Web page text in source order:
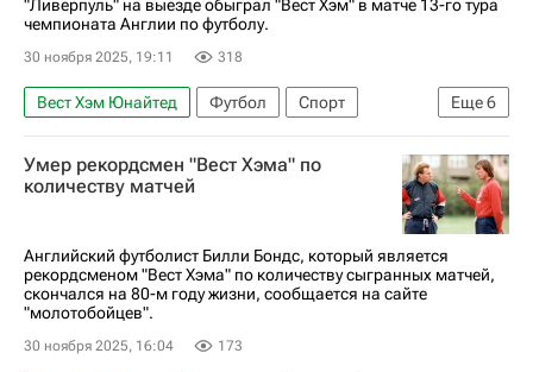
"Ливерпуль" на выезде обыграл "Вест Хэм" в матче 13-го тура
чемпионата Англии по футболу.
30 ноября 2025, 19:11 318
Еще6
Вест Хэм Юнайтед Футбол
Спорт
Александер Исак
Коди Гакпо
Лукас Пакета
Ливерпуль
Сандерленд
АПЛ 2026-2027 (Чемпионат Англии по футболу)
Умер рекордсмен "Вест Хэма" по
количеству матчей
Английский футболист Билли Бондс, который является
рекордсменом "Вест Хэма" по количеству сыгранных матчей,
скончался на 80-м году жизни, сообщается на сайте
"молотобойцев".
30 ноября 2025, 16:04 173